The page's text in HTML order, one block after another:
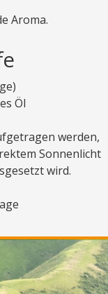
Aroma.
Öl
werden,
Sonnenlicht
wird.